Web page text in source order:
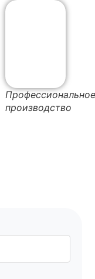
производство